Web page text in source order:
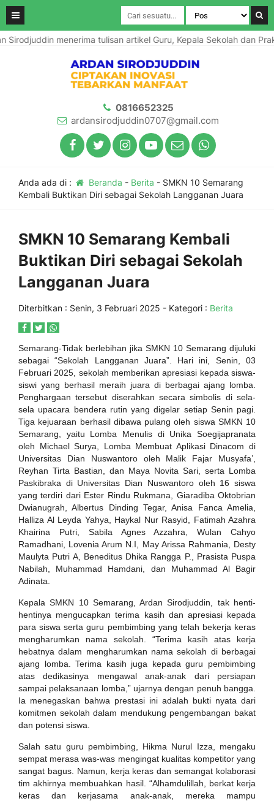
menerima tulisan artikel Guru, Kepala Sekolah dan Praktisi
0816652325
ardansirodjuddin0707@gmail.com
Anda ada di : Beranda - Berita - SMKN 10 Semarang
Kembali Buktikan Diri sebagai Sekolah Langganan Juara
SMKN 10 Semarang Kembali
Buktikan Diri sebagai Sekolah
Langganan Juara
Diterbitkan : Senin, 3 Februari 2025 - Kategori : Berita
Semarang-Tidak berlebihan jika SMKN 10 Semarang dijuluki
sebagai “Sekolah Langganan Juara”. Hari ini, Senin, 03
Februari 2025, sekolah memberikan apresiasi kepada siswa-
siswi yang berhasil meraih juara di berbagai ajang lomba.
Penghargaan tersebut diserahkan secara simbolis di sela-
sela upacara bendera rutin yang digelar setiap Senin pagi.
Tiga kejuaraan berhasil dibawa pulang oleh siswa SMKN 10
Semarang, yaitu Lomba Menulis di Unika Soegijapranata
oleh Michael Surya, Lomba Membuat Aplikasi Dinacom di
Universitas Dian Nuswantoro oleh Malik Fajar Musyafa’,
Reyhan Tirta Bastian, dan Maya Novita Sari, serta Lomba
Paskibraka di Universitas Dian Nuswantoro oleh 16 siswa
yang terdiri dari Ester Rindu Rukmana, Giaradiba Oktobrian
Dwianugrah, Albertus Dinding Tegar, Anisa Fanca Amelia,
Halliza Al Leyda Yahya, Haykal Nur Rasyid, Fatimah Azahra
Khairina Putri, Sabila Agnes Azzahra, Wulan Cahyo
Ramadhani, Lovenia Arum N.I, May Arissa Rahmania, Desty
Maulyta Putri A, Beneditus Dhika Rangga P., Prasista Puspa
Nabilah, Muhammad Hamdani, dan Muhammad Al Bagir
Adinata.
Kepala SMKN 10 Semarang, Ardan Sirodjuddin, tak henti-
hentinya mengucapkan terima kasih dan apresiasi kepada
para siswa serta guru pembimbing yang telah bekerja keras
mengharumkan nama sekolah. “Terima kasih atas kerja
hebatnya dalam mengharumkan nama sekolah di berbagai
ajang lomba. Terima kasih juga kepada guru pembimbing
atas dedikasinya mengawal anak-anak dari persiapan
sampai pelaksanaan lomba,” ujarnya dengan penuh bangga.
Ia menegaskan bahwa prestasi ini adalah bukti nyata dari
komitmen sekolah dalam mendukung pengembangan bakat
dan potensi siswa.
Salah satu guru pembimbing, Hikma Nurul Izza, mengaku
sempat merasa was-was mengingat kualitas kompetitor yang
sangat bagus. Namun, kerja keras dan semangat kolaborasi
tim akhirnya membuahkan hasil. “Alhamdulillah, berkat kerja
keras dan kerjasama anak-anak, mereka mampu